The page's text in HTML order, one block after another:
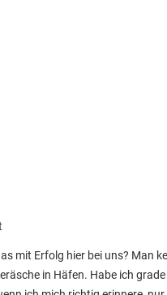
mit Erfolg hier bei uns? Man
in Häfen. Habe ich